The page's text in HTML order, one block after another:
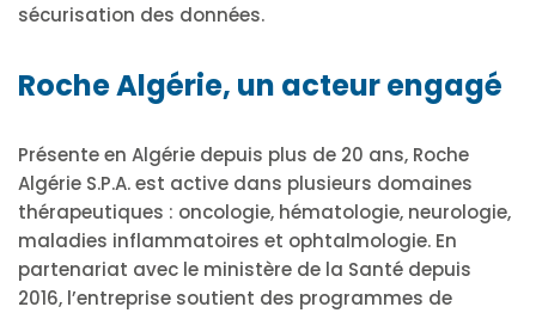
sécurisation des données.
Roche Algérie, un acteur engagé
Présente en Algérie depuis plus de 20 ans, Roche
Algérie S.P.A. est active dans plusieurs domaines
thérapeutiques : oncologie, hématologie, neurologie,
maladies inflammatoires et ophtalmologie. En
partenariat avec le ministère de la Santé depuis
2016, l’entreprise soutient des programmes de